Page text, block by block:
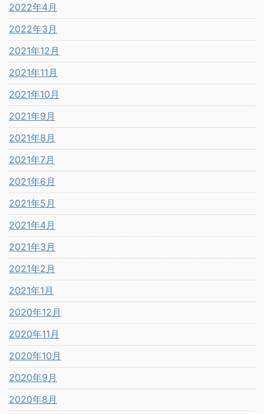
2022年4月
2022年3月
2021年12月
2021年11月
2021年10月
2021年9月
2021年8月
2021年7月
2021年6月
2021年5月
2021年4月
2021年3月
2021年2月
2021年1月
2020年12月
2020年11月
2020年10月
2020年9月
2020年8月